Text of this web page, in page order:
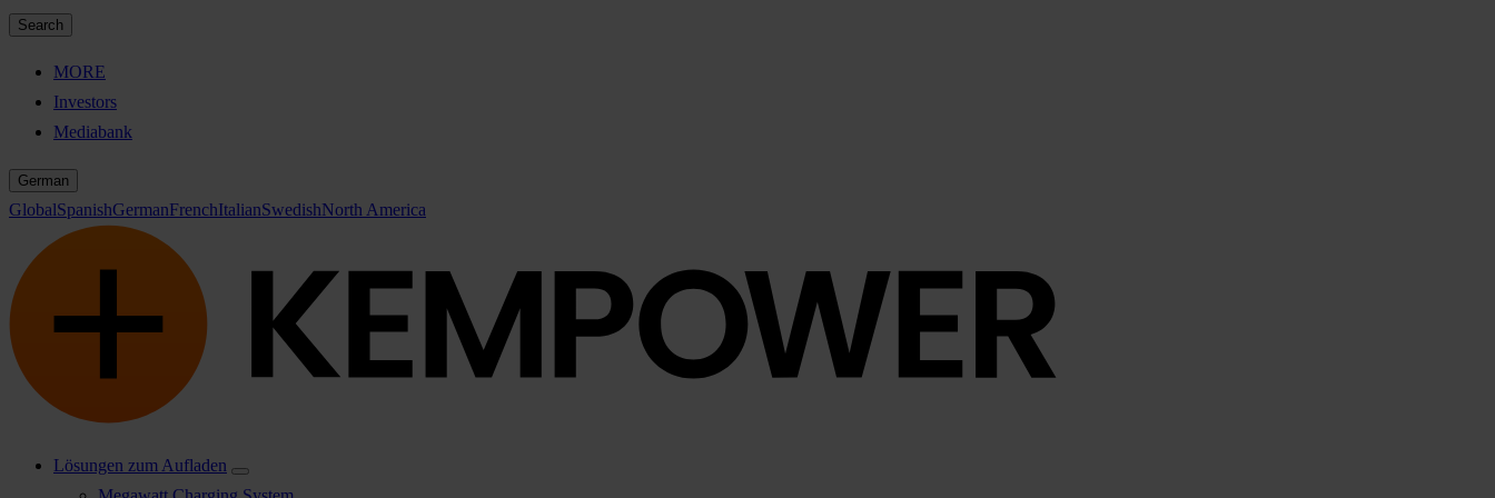
Search
MORE
Investors
Mediabank
German
GlobalSpanishGermanFrenchItalianSwedishNorth America
Lösungen zum Aufladen